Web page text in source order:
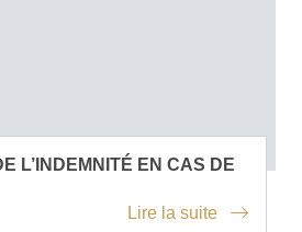
L’INDEMNITÉ EN CAS DE
Lire la suite